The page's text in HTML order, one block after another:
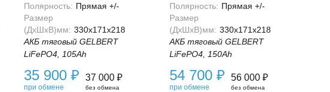
Полярность: Прямая +/-
Размер
(ДхШхВ)мм: 330x171x218
АКБ тяговый GELBERT
LiFePO4, 105Ah
35 900 ₽
при обмене
37 000 ₽
без обмена
Полярность: Прямая +/-
Размер
(ДхШхВ)мм: 330x171x218
АКБ тяговый GELBERT
LiFePO4, 150Ah
54 700 ₽
при обмене
56 000 ₽
без обмена